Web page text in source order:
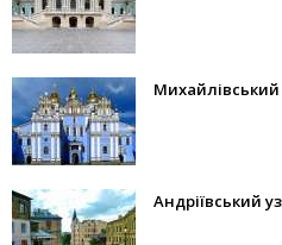
Андріївський